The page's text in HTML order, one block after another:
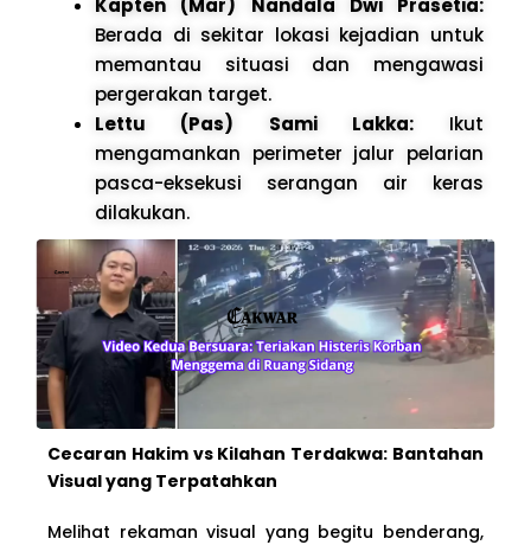
Kapten (Mar) Nandala Dwi Prasetia:
Berada di sekitar lokasi kejadian untuk
memantau situasi dan mengawasi
pergerakan target.
Lettu (Pas) Sami Lakka:Ikut
mengamankan perimeter jalur pelarian
pasca-eksekusi serangan air keras
dilakukan.
Cecaran Hakim vs Kilahan Terdakwa: Bantahan
Visual yang Terpatahkan
Melihat rekaman visual yang begitu benderang,